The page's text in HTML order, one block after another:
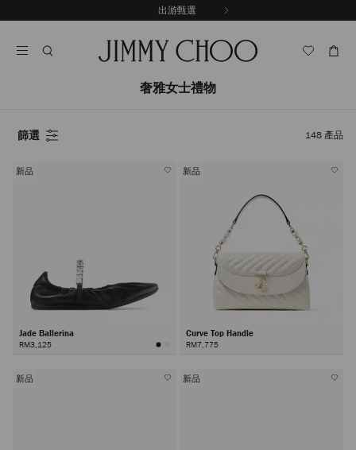
至
出游甄選
奢雅女士禮物
篩選 148 產品
新品
Jade Ballerina
RM3,125
新品
Curve Top Handle
RM7,775
新品 新品